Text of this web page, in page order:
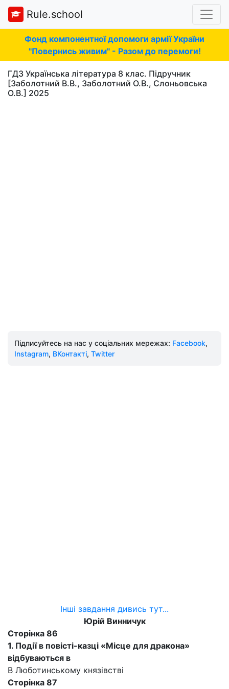
Rule.school
Фонд компонентної допомоги армії України
"Повернись живим" - Разом до перемоги!
ГДЗ Українська література 8 клас. Підручник
[Заболотний В.В., Заболотний О.В., Слоньовська
О.В.] 2025
Підписуйтесь на нас у соціальних мережах: Facebook,
Instagram, ВКонтакті, Twitter
Інші завдання дивись тут...
Юрій Винничук
Сторінка 86
1. Події в повісті-казці «Місце для дракона»
відбуваються в
В Люботинському князівстві
Сторінка 87